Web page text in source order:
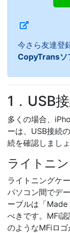
今さら友達登
CopyTransソ
1．USB
多くの場合、
ーは、USB接続
続を確認しましょ
ライトニ
ライトニングケ
パソコン間でデ
ーブルは「
べきです。MFi
のようなMFiロ